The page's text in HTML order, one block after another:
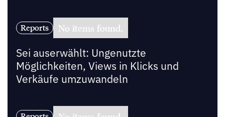
Reports No items found.
Sei auserwählt: Ungenutzte
Möglichkeiten, Views in Klicks und
Verkäufe umzuwandeln